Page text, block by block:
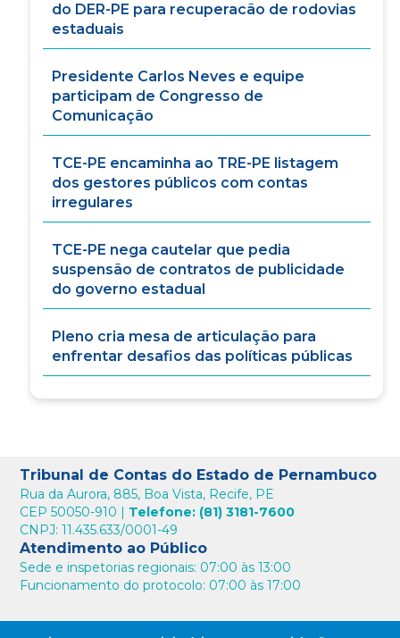
do DER-PE para recuperacão de rodovias
estaduais
Presidente Carlos Neves e equipe
participam de Congresso de
Comunicação
TCE-PE encaminha ao TRE-PE listagem
dos gestores públicos com contas
irregulares
TCE-PE nega cautelar que pedia
suspensão de contratos de publicidade
do governo estadual
Pleno cria mesa de articulação para
enfrentar desafios das políticas públicas
Tribunal de Contas do Estado de Pernambuco
Rua da Aurora, 885, Boa Vista, Recife, PE
CEP 50050-910 | Telefone: (81) 3181-7600
CNPJ: 11.435.633/0001-49
Atendimento ao Público
Sede e inspetorias regionais: 07:00 às 13:00
Funcionamento do protocolo: 07:00 às 17:00